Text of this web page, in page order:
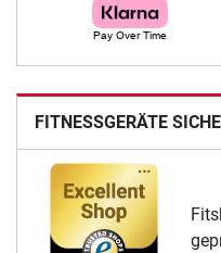
FITNESSGERÄTE